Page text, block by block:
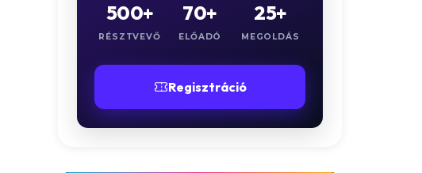
500+
RÉSZTVEVŐ
70+
ELŐADÓ
25+
MEGOLDÁS
Regisztráció